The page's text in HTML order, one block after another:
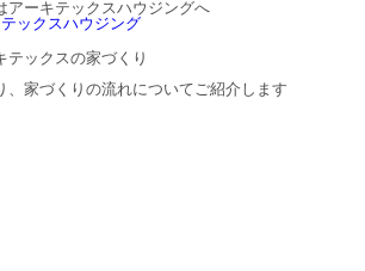
アーキテックスハウジングへ
テックスの家づくり
、家づくりの流れについてご紹介します